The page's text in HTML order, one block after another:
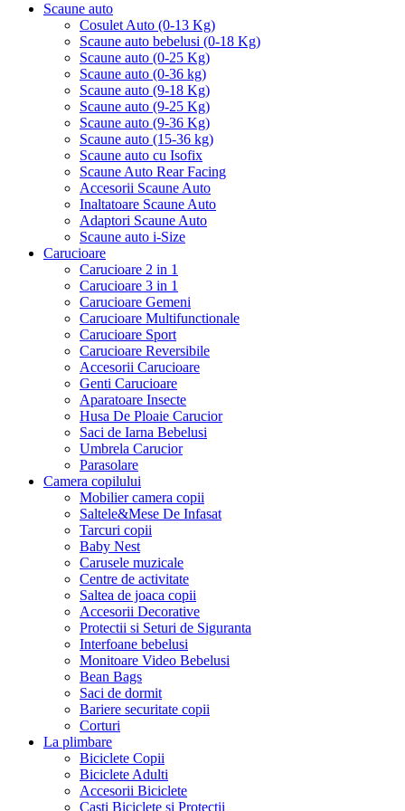
Scaune auto
Cosulet Auto (0-13 Kg)
Scaune auto bebelusi (0-18 Kg)
Scaune auto (0-25 Kg)
Scaune auto (0-36 kg)
Scaune auto (9-18 Kg)
Scaune auto (9-25 Kg)
Scaune auto (9-36 Kg)
Scaune auto (15-36 kg)
Scaune auto cu Isofix
Scaune Auto Rear Facing
Accesorii Scaune Auto
Inaltatoare Scaune Auto
Adaptori Scaune Auto
Scaune auto i-Size
Carucioare
Carucioare 2 in 1
Carucioare 3 in 1
Carucioare Gemeni
Carucioare Multifunctionale
Carucioare Sport
Carucioare Reversibile
Accesorii Carucioare
Genti Carucioare
Aparatoare Insecte
Husa De Ploaie Carucior
Saci de Iarna Bebelusi
Umbrela Carucior
Parasolare
Camera copilului
Mobilier camera copii
Saltele&Mese De Infasat
Tarcuri copii
Baby Nest
Carusele muzicale
Centre de activitate
Saltea de joaca copii
Accesorii Decorative
Protectii si Seturi de Siguranta
Interfoane bebelusi
Monitoare Video Bebelusi
Bean Bags
Saci de dormit
Bariere securitate copii
Corturi
La plimbare
Biciclete Copii
Biciclete Adulti
Accesorii Biciclete
Casti Biciclete si Protectii